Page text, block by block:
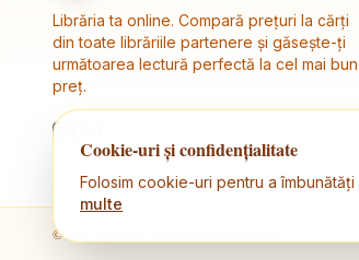
Librăria ta online. Compară prețuri la cărți
din toate librăriile partenere și găsește-ți
următoarea lectură perfectă la cel mai bun
preț.
© 2026 Bookfind. Toate drepturile rezervate.
Cookie-uri și confidențialitate
Folosim cookie-uri pentru a
multe